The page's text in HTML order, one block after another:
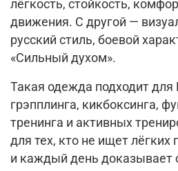
лёгкость, стойкость,
движения. С другой —
русский стиль, боевой
«Сильный духом».
Такая одежда подходит
грэпплинга, кикбоксинга,
тренинга и активных
для тех, кто не ищет лёгких
и каждый день доказывает